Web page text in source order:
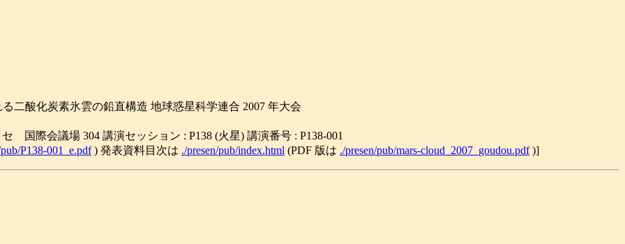
二酸化炭素氷雲の鉛直構造 地球惑星科学連合 2007 年大会
国際会議場 304 講演セッション : P138 (火星) 講演番号 : P138-001
P138-001_e.pdf) 発表資料目次は ./presen/pub/index.html (PDF 版は ./presen/pub/mars-cloud_2007_goudou.pdf)]